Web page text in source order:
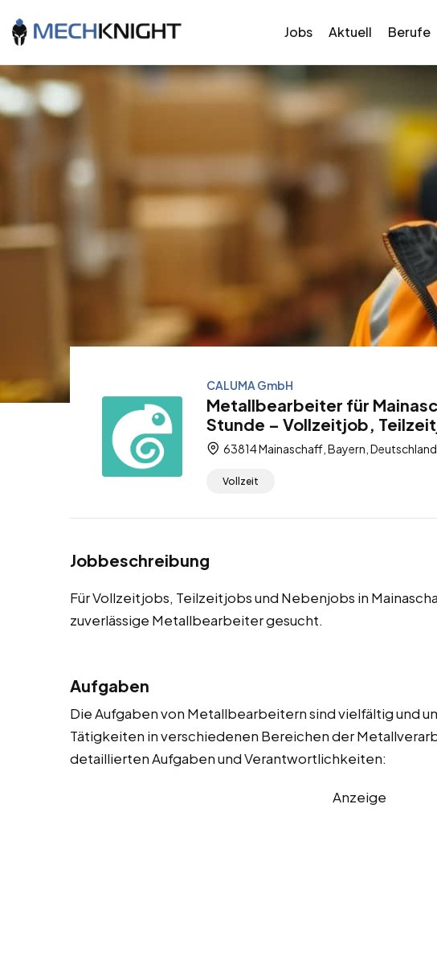
Jobs Aktuell Berufe
CALUMA GmbH
Metallbearbeiter für
Stunde – Vollzeitjob,
63814 Mainaschaff, Bayern, Deutschland
Vollzeit
Jobbeschreibung
Für Vollzeitjobs, Teilzeitjobs und Nebenjobs in
zuverlässige Metallbearbeiter gesucht.
Aufgaben
Die Aufgaben von Metallbearbeitern sind vielfältig und
Tätigkeiten in verschiedenen Bereichen der
detaillierten Aufgaben und Verantwortlichkeiten:
Anzeige